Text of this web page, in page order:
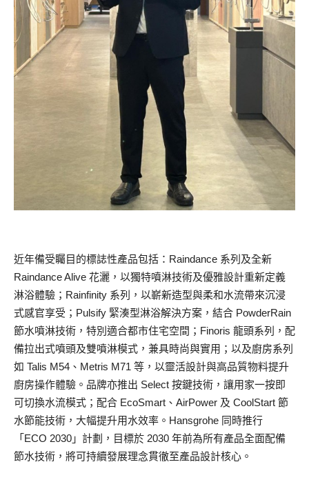
近年備受矚目的標誌性產品包括：Raindance 系列及全新
Raindance Alive 花灑，以獨特噴淋技術及優雅設計重新定義
淋浴體驗；Rainfinity 系列，以嶄新造型與柔和水流帶來沉浸
式感官享受；Pulsify 緊湊型淋浴解決方案，結合 PowderRain
節水噴淋技術，特別適合都市住宅空間；Finoris 龍頭系列，配
備拉出式噴頭及雙噴淋模式，兼具時尚與實用；以及廚房系列
如 Talis M54、Metris M71 等，以靈活設計與高品質物料提升
廚房操作體驗。品牌亦推出 Select 按鍵技術，讓用家一按即
可切換水流模式；配合 EcoSmart、AirPower 及 CoolStart 節
水節能技術，大幅提升用水效率。Hansgrohe 同時推行
「ECO 2030」計劃，目標於 2030 年前為所有產品全面配備
節水技術，將可持續發展理念貫徹至產品設計核心。